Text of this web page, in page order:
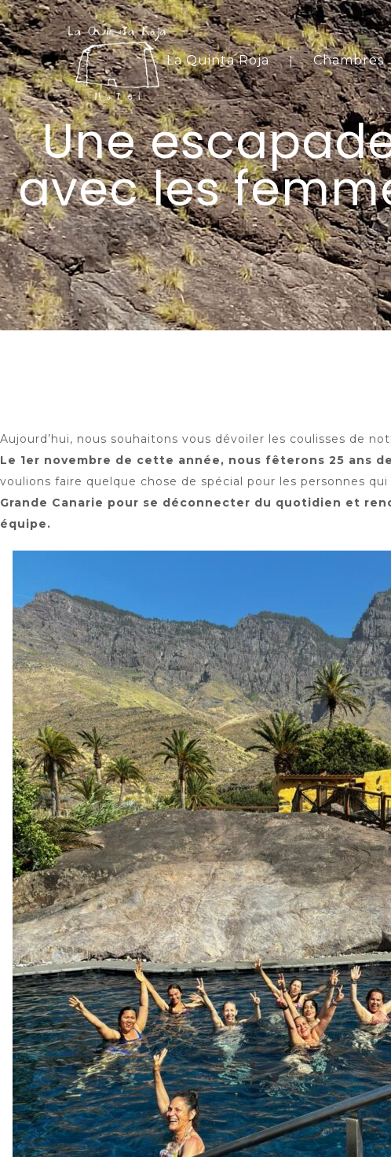
La Quinta Roja Chambres
Une
avec les
Aujourd’hui, nous souhaitons vous dévoiler les coulisses de
Le 1er novembre de cette année, nous fêterons 25 ans
voulions faire quelque chose de spécial pour les personnes
Grande Canarie pour se déconnecter du quotidien et
équipe.